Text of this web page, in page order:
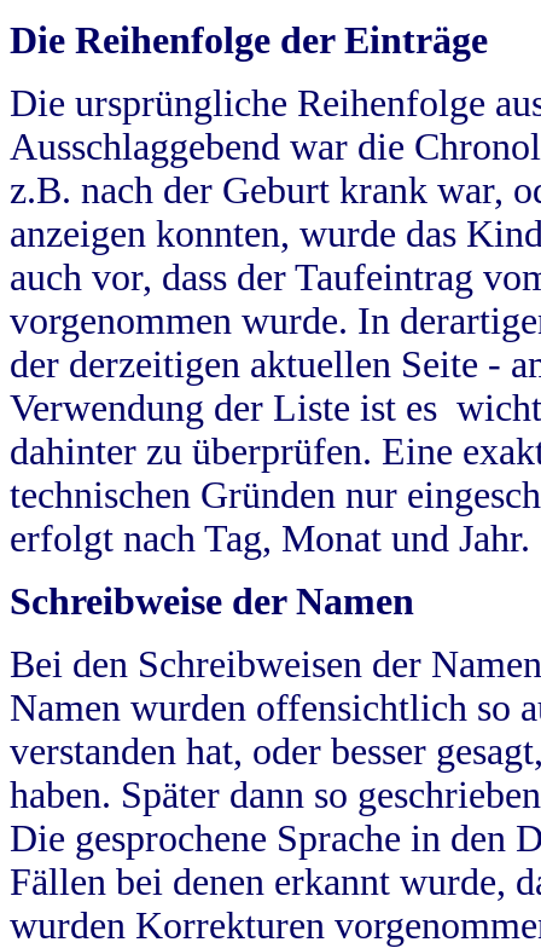
Die Reihenfolge der Einträge
Die ursprüngliche Reihenfolge
Ausschlaggebend war die
z.B. nach der Geburt krank war,
anzeigen konnten, wurde das
auch vor, dass der Taufeintrag
vorgenommen wurde. In
der derzeitigen aktuellen Seite -
Verwendung der Liste ist es
dahinter zu überprüfen. Eine
technischen Gründen nur
erfolgt nach Tag, Monat und Jahr.
Schreibweise der Namen
Bei den Schreibweisen der
Namen wurden offensichtlich so
verstanden hat, oder besser
haben. Später dann so
Die gesprochene Sprache in
Fällen bei denen erkannt wurde,
wurden Korrekturen